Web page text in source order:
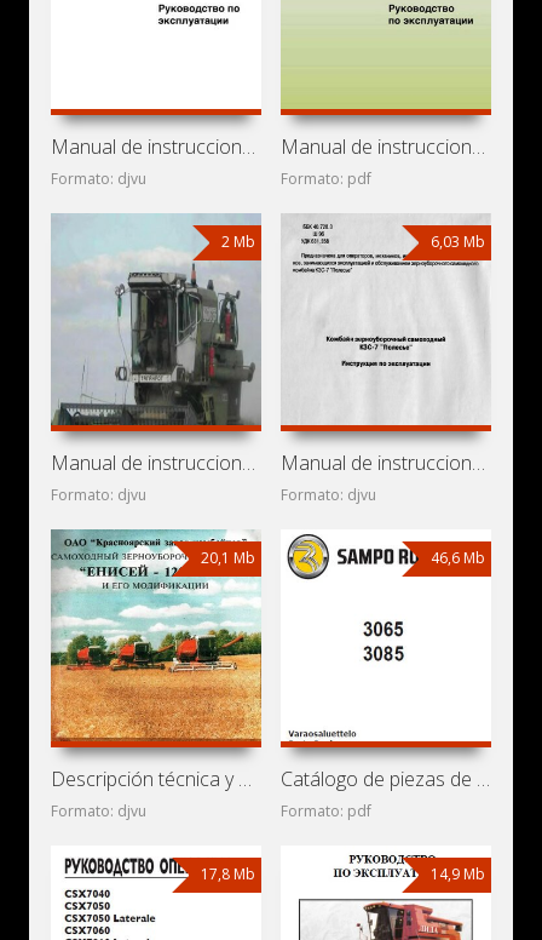
Manual de instrucciones de cosechadoras Claas Mega 350,
Formato: djvu
Manual de instrucciones de cosechadoras Claas Dominator
Formato: pdf
2 Mb
Manual de instrucciones de cosechadora de cereales TKZ
Formato: djvu
6,03 Mb
Manual de instrucciones de cosechadora de cereales
Formato: djvu
20,1 Mb
Descripción técnica y manual de instrucciones de
Formato: djvu
46,6 Mb
Catálogo de piezas de repuesto de cosechadoras de cereales
Formato: pdf
17,8 Mb 14,9 Mb